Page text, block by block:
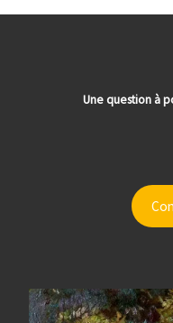
Une question à